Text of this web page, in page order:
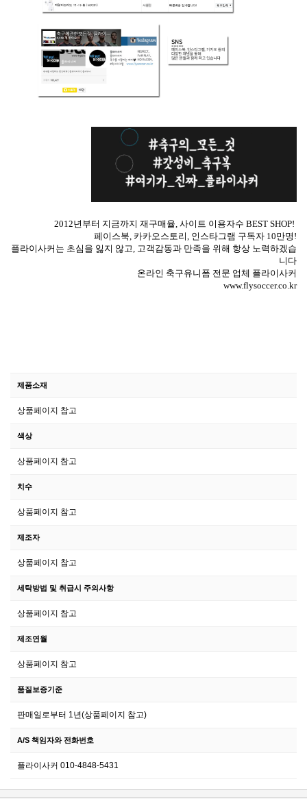
2012년부터 지금까지 재구매율, 사이트 이용자수 BEST SHOP!
페이스북, 카카오스토리, 인스타그램 구독자 10만명!
플라이사커는 초심을 잃지 않고, 고객감동과 만족을 위해 항상 노력하겠습
니다
온라인 축구유니폼 전문 업체 플라이사커
www.flysoccer.co.kr
제품소재
상품페이지 참고
색상
상품페이지 참고
치수
상품페이지 참고
제조자
상품페이지 참고
세탁방법 및 취급시 주의사항
상품페이지 참고
제조연월
상품페이지 참고
품질보증기준
판매일로부터 1년(상품페이지 참고)
A/S 책임자와 전화번호
플라이사커 010-4848-5431